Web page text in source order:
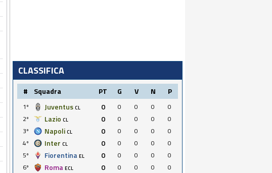
CLASSIFICA
# Squadra PT G V N P
1º Juventus CL 0 0 0 0
0
2º
Lazio CL 0 0 0 0
0
3º
Napoli CL 0 0 0 0
0
4º
Inter CL 0 0 0 0
0
5º
Fiorentina EL 0 0 0 0
0
6º
Roma ECL 0 0 0 0
0